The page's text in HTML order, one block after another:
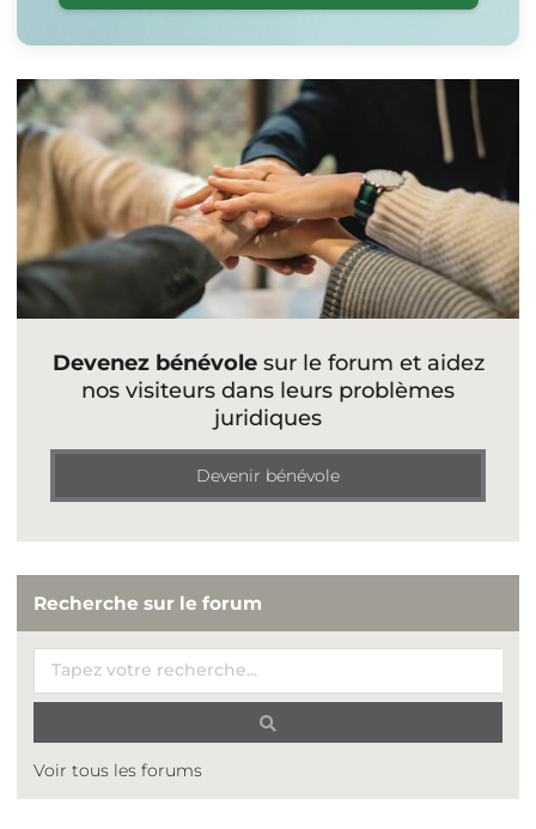
Devenez bénévolesur le forum et aidez
nos visiteurs dans leurs problèmes
juridiques
Devenir bénévole
Recherche sur le forum
Voir tous les forums